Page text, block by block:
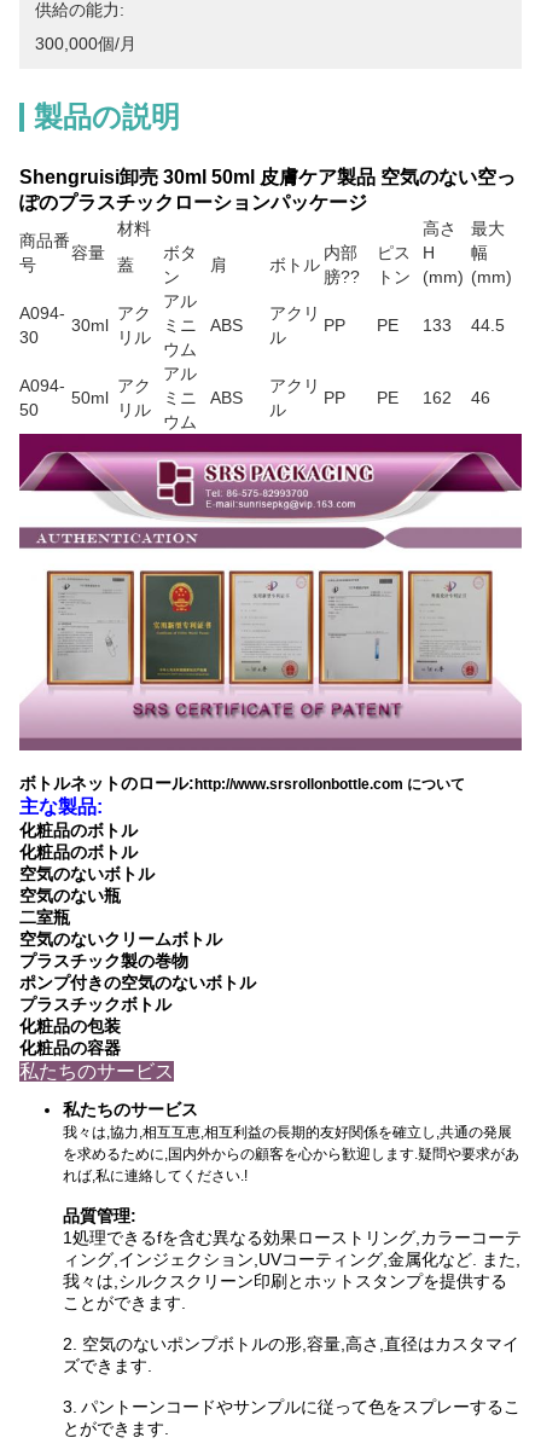
供給の能力:
300,000個/月
製品の説明
Shengruisi卸売 30ml 50ml 皮膚ケア製品 空気のない空っ
ぽのプラスチックローションパッケージ
商品番
号
容量
材料
高さ
H
(mm)
最大
幅
(mm)
蓋
ボタ
ン
肩 ボトル
内部
膀??
ピス
トン
A094-
30
30ml
アク
リル
アル
ミニ
ウム
ABS
アクリ
ル
PP PE 133 44.5
A094-
50
50ml
アク
リル
アル
ミニ
ウム
ABS
アクリ
ル
PP PE 162 46
ボトルネットのロール: http://www.srsrollonbottle.com について
主な製品:
化粧品のボトル
化粧品のボトル
空気のないボトル
空気のない瓶
二室瓶
空気のないクリームボトル
プラスチック製の巻物
ポンプ付きの空気のないボトル
プラスチックボトル
化粧品の包装
化粧品の容器
私たちのサービス
私たちのサービス
我々は,協力,相互互恵,相互利益の長期的友好関係を確立し,共通の発展
を求めるために,国内外からの顧客を心から歓迎します.疑問や要求があ
れば,私に連絡してください.!
品質管理:
1処理できるfを含む異なる効果ローストリング,カラーコーテ
ィング,インジェクション,UVコーティング,金属化など. また,
我々は,シルクスクリーン印刷とホットスタンプを提供する
ことができます.
2. 空気のないポンプボトルの形,容量,高さ,直径はカスタマイ
ズできます.
3. パントーンコードやサンプルに従って色をスプレーするこ
とができます.